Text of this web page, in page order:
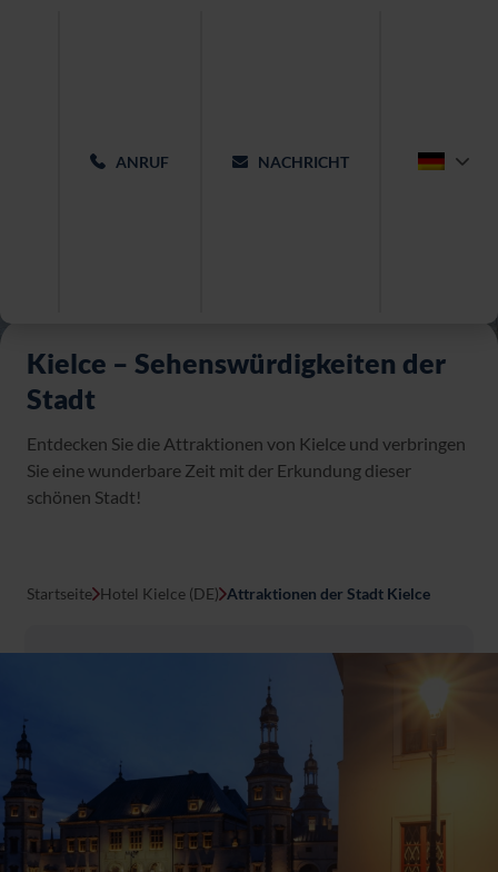
ANRUF NACHRICHT
Kielce – Sehenswürdigkeiten der
Stadt
Entdecken Sie die Attraktionen von Kielce und verbringen
Sie eine wunderbare Zeit mit der Erkundung dieser
schönen Stadt!
Startseite Hotel Kielce (DE) Attraktionen der Stadt Kielce